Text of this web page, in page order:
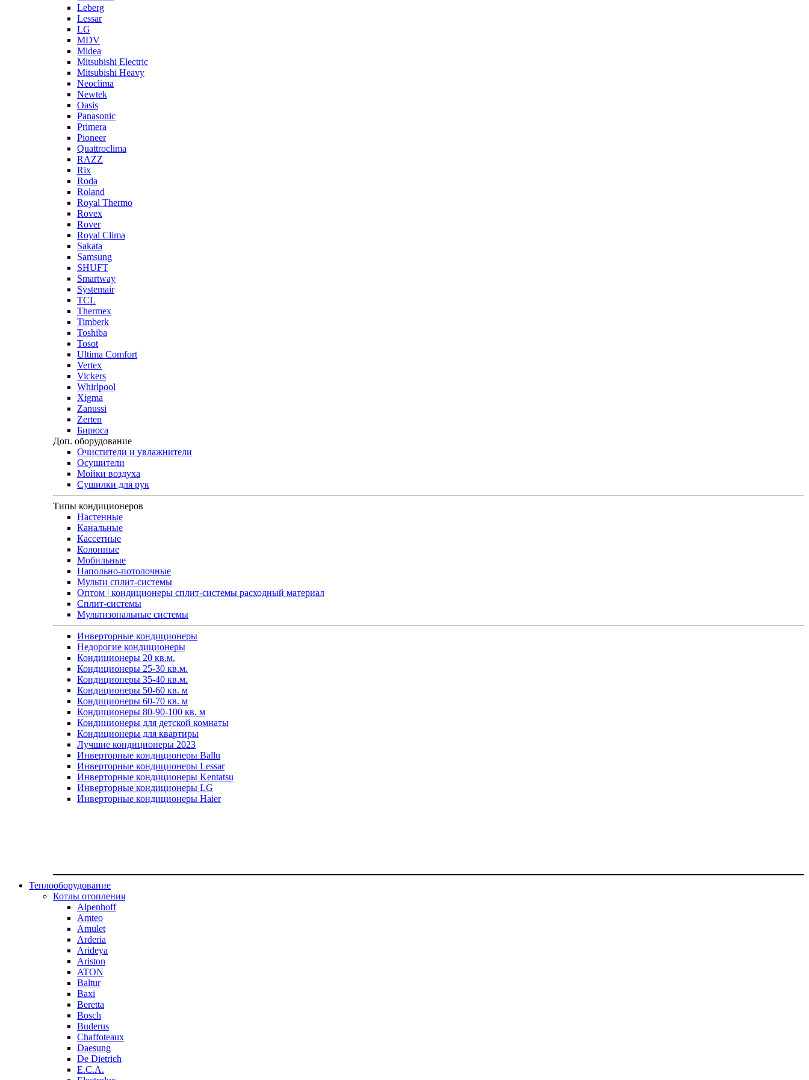
Leberg
Lessar
LG
MDV
Midea
Mitsubishi Electric
Mitsubishi Heavy
Neoclima
Newtek
Oasis
Panasonic
Primera
Pioneer
Quattroclima
RAZZ
Rix
Roda
Roland
Royal Thermo
Rovex
Rover
Royal Clima
Sakata
Samsung
SHUFT
Smartway
Systemair
TCL
Thermex
Timberk
Toshiba
Tosot
Ultima Comfort
Vertex
Vickers
Whirlpool
Xigma
Zanussi
Zerten
Бирюса
Доп. оборудование
Очистители и увлажнители
Осушители
Мойки воздуха
Сушилки для рук
Типы кондиционеров
Настенные
Канальные
Кассетные
Колонные
Мобильные
Напольно-потолочные
Мульти сплит-системы
Оптом | кондиционеры сплит-системы расходный материал
Сплит-системы
Мультизональные системы
Инверторные кондиционеры
Недорогие кондиционеры
Кондиционеры 20 кв.м.
Кондиционеры 25-30 кв.м.
Кондиционеры 35-40 кв.м.
Кондиционеры 50-60 кв. м
Кондиционеры 60-70 кв. м
Кондиционеры 80-90-100 кв. м
Кондиционеры для детской комнаты
Кондиционеры для квартиры
Лучшие кондиционеры 2023
Инверторные кондиционеры Ballu
Инверторные кондиционеры Lessar
Инверторные кондиционеры Kentatsu
Инверторные кондиционеры LG
Инверторные кондиционеры Haier
Теплооборудование
Котлы отопления
Alpenhoff
Amteo
Amulet
Arderia
Arideya
Ariston
ATON
Baltur
Baxi
Beretta
Bosch
Buderus
Chaffoteaux
Daesung
De Dietrich
E.C.A.